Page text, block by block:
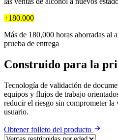
+180.000
Más de 180,000 horas ahorradas al
prueba de entrega
Construido para la
Tecnología de validación de
equipos y flujos de trabajo
reducir el riesgo sin comprometer
usuario.
Obtener folleto del producto